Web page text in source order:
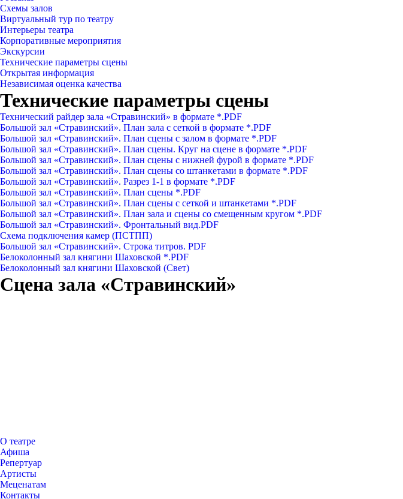
Схемы залов
Виртуальный тур по театру
Интерьеры театра
Корпоративные мероприятия
Экскурсии
Технические параметры сцены
Открытая информация
Независимая оценка качества
Технические параметры сцены
Технический райдер зала «Стравинский» в формате *.PDF
Большой зал «Стравинский». План зала с сеткой в формате *.PDF
Большой зал «Стравинский». План сцены с залом в формате *.PDF
Большой зал «Стравинский». План сцены. Круг на сцене в формате *.PDF
Большой зал «Стравинский». План сцены с нижней фурой в формате *.PDF
Большой зал «Стравинский». План сцены со штанкетами в формате *.PDF
Большой зал «Стравинский». Разрез 1-1 в формате *.PDF
Большой зал «Стравинский». План сцены *.PDF
Большой зал «Стравинский». План сцены с сеткой и штанкетами *.PDF
Большой зал «Стравинский». План зала и сцены со смещенным кругом *.PDF
Большой зал «Стравинский». Фронтальный вид.PDF
Схема подключения камер (ПСТПП)
Большой зал «Стравинский». Строка титров. PDF
Белоколонный зал княгини Шаховской *.PDF
Белоколонный зал княгини Шаховской (Свет)
Сцена зала «Стравинский»
О театре
Афиша
Репертуар
Артисты
Меценатам
Контакты